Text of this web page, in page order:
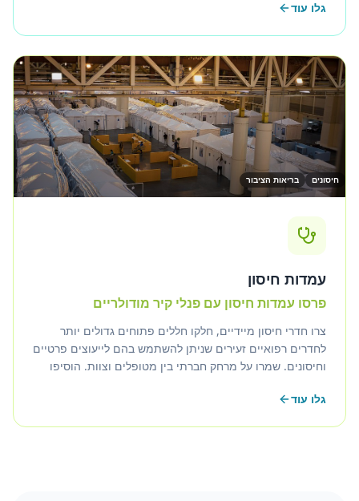
אחיות ועמדות חיסון.
גלו עוד
חיסונים בריאות הציבור
עמדות חיסון
פרסו עמדות חיסון עם פנלי קיר מודולריים
צרו חדרי חיסון מיידיים, חלקו חללים פתוחים גדולים יותר
לחדרים רפואיים זעירים שניתן להשתמש בהם לייעוצים פרטיים
וחיסונים. שמרו על מרחק חברתי בין מטופלים וצוות. הוסיפו
גלו עוד